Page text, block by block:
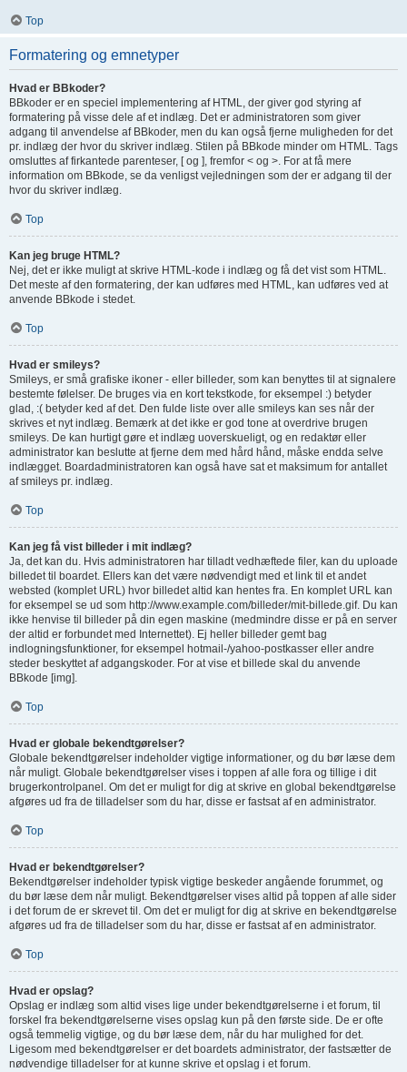
Top
Formatering og emnetyper
Hvad er BBkoder?
BBkoder er en speciel implementering af HTML, der giver god styring af
formatering på visse dele af et indlæg. Det er administratoren som giver
adgang til anvendelse af BBkoder, men du kan også fjerne muligheden for det
pr. indlæg der hvor du skriver indlæg. Stilen på BBkode minder om HTML. Tags
omsluttes af firkantede parenteser, [ og ], fremfor < og >. For at få mere
information om BBkode, se da venligst vejledningen som der er adgang til der
hvor du skriver indlæg.
Top
Kan jeg bruge HTML?
Nej, det er ikke muligt at skrive HTML-kode i indlæg og få det vist som HTML.
Det meste af den formatering, der kan udføres med HTML, kan udføres ved at
anvende BBkode i stedet.
Top
Hvad er smileys?
Smileys, er små grafiske ikoner - eller billeder, som kan benyttes til at signalere
bestemte følelser. De bruges via en kort tekstkode, for eksempel :) betyder
glad, :( betyder ked af det. Den fulde liste over alle smileys kan ses når der
skrives et nyt indlæg. Bemærk at det ikke er god tone at overdrive brugen
smileys. De kan hurtigt gøre et indlæg uoverskueligt, og en redaktør eller
administrator kan beslutte at fjerne dem med hård hånd, måske endda selve
indlægget. Boardadministratoren kan også have sat et maksimum for antallet
af smileys pr. indlæg.
Top
Kan jeg få vist billeder i mit indlæg?
Ja, det kan du. Hvis administratoren har tilladt vedhæftede filer, kan du uploade
billedet til boardet. Ellers kan det være nødvendigt med et link til et andet
websted (komplet URL) hvor billedet altid kan hentes fra. En komplet URL kan
for eksempel se ud som http://www.example.com/billeder/mit-billede.gif. Du kan
ikke henvise til billeder på din egen maskine (medmindre disse er på en server
der altid er forbundet med Internettet). Ej heller billeder gemt bag
indlogningsfunktioner, for eksempel hotmail-/yahoo-postkasser eller andre
steder beskyttet af adgangskoder. For at vise et billede skal du anvende
BBkode [img].
Top
Hvad er globale bekendtgørelser?
Globale bekendtgørelser indeholder vigtige informationer, og du bør læse dem
når muligt. Globale bekendtgørelser vises i toppen af alle fora og tillige i dit
brugerkontrolpanel. Om det er muligt for dig at skrive en global bekendtgørelse
afgøres ud fra de tilladelser som du har, disse er fastsat af en administrator.
Top
Hvad er bekendtgørelser?
Bekendtgørelser indeholder typisk vigtige beskeder angående forummet, og
du bør læse dem når muligt. Bekendtgørelser vises altid på toppen af alle sider
i det forum de er skrevet til. Om det er muligt for dig at skrive en bekendtgørelse
afgøres ud fra de tilladelser som du har, disse er fastsat af en administrator.
Top
Hvad er opslag?
Opslag er indlæg som altid vises lige under bekendtgørelserne i et forum, til
forskel fra bekendtgørelserne vises opslag kun på den første side. De er ofte
også temmelig vigtige, og du bør læse dem, når du har mulighed for det.
Ligesom med bekendtgørelser er det boardets administrator, der fastsætter de
nødvendige tilladelser for at kunne skrive et opslag i et forum.